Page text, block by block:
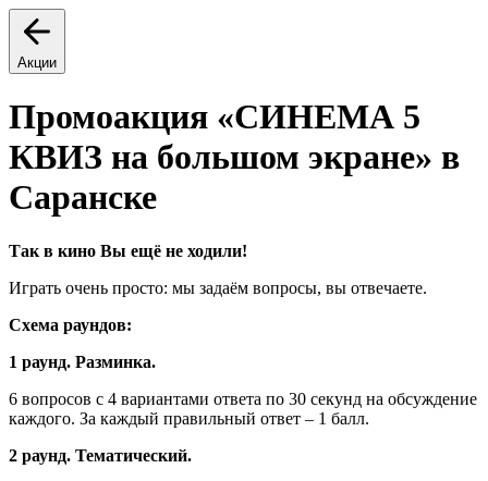
Акции
Промоакция «СИНЕМА 5
КВИЗ на большом экране» в
Саранске
Так в кино Вы ещё не ходили!
Играть очень просто: мы задаём вопросы, вы отвечаете.
Схема раундов:
1 раунд. Разминка.
6 вопросов с 4 вариантами ответа по 30 секунд на обсуждение
каждого. За каждый правильный ответ – 1 балл.
2 раунд. Тематический.